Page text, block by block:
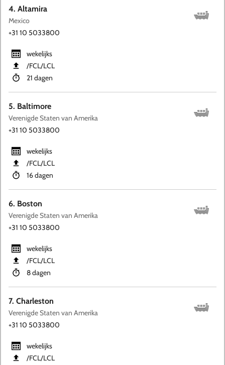
4. Altamira
Mexico
+31 10 5033800
wekelijks
​/FCL​/LCL
21 dagen
5. Baltimore
Verenigde Staten van Amerika
+31 10 5033800
wekelijks
​/FCL​/LCL
16 dagen
6. Boston
Verenigde Staten van Amerika
+31 10 5033800
wekelijks
​/FCL​/LCL
8 dagen
7. Charleston
Verenigde Staten van Amerika
+31 10 5033800
wekelijks
​/FCL​/LCL